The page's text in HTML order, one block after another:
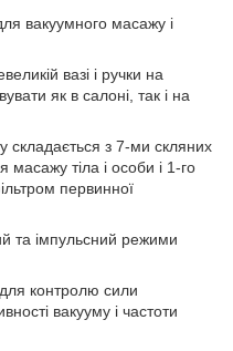
вакуумного масажу і
вазі і ручки на
як в салоні, так і на
складається з 7-ми скляних
масажу тіла і особи і 1-го
первинної
та імпульсний режими
контролю сили
вакууму і частоти